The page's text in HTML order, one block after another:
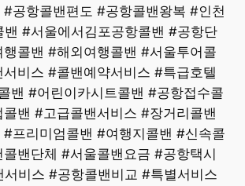
공항콜밴편도 #공항콜밴왕복 #인천
밴 #서울에서김포공항콜밴 #공항단
콜밴 #해외여행콜밴 #서울투어콜
비스 #콜밴예약서비스 #특급호텔
밴 #어린이카시트콜밴 #공항접수콜
밴 #고급콜밴서비스 #장거리콜밴
프리미엄콜밴 #여행지콜밴 #신속콜
밴단체 #서울콜밴요금 #공항택시
비스 #공항콜밴비교 #특별서비스